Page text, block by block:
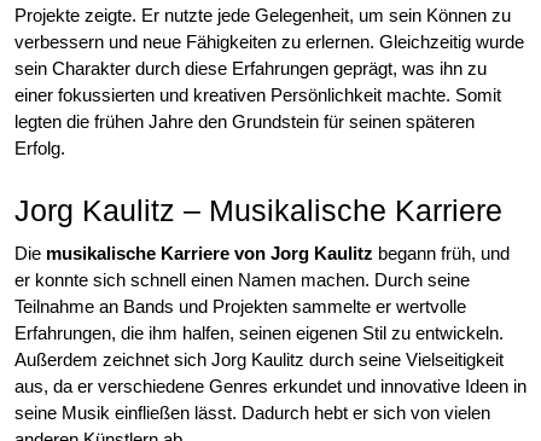
Projekte zeigte. Er nutzte jede Gelegenheit, um sein Können zu
verbessern und neue Fähigkeiten zu erlernen. Gleichzeitig wurde
sein Charakter durch diese Erfahrungen geprägt, was ihn zu
einer fokussierten und kreativen Persönlichkeit machte. Somit
legten die frühen Jahre den Grundstein für seinen späteren
Erfolg.
Jorg Kaulitz – Musikalische Karriere
Die musikalische Karriere von Jorg Kaulitz begann früh, und
er konnte sich schnell einen Namen machen. Durch seine
Teilnahme an Bands und Projekten sammelte er wertvolle
Erfahrungen, die ihm halfen, seinen eigenen Stil zu entwickeln.
Außerdem zeichnet sich Jorg Kaulitz durch seine Vielseitigkeit
aus, da er verschiedene Genres erkundet und innovative Ideen in
seine Musik einfließen lässt. Dadurch hebt er sich von vielen